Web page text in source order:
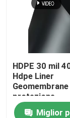
HDPE 30 mil
Hdpe Liner
protezione
dell'ambiente
Miglior